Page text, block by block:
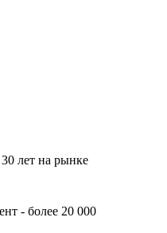
лет на рынке
- более 20 000